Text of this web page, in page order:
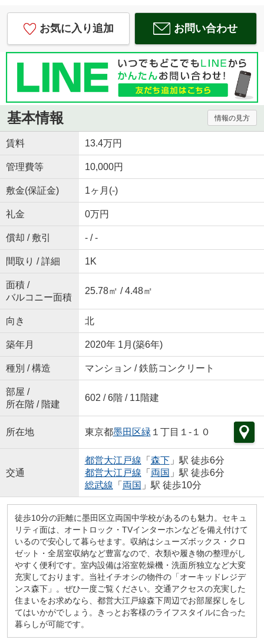
お気に入り追加 お問い合わせ
基本情報 情報の見方
賃料 13.4万円
管理費等 10,000円
敷金(保証金) 1ヶ月(-)
礼金 0万円
償却 / 敷引 - / -
間取り / 詳細 1K
面積 /
バルコニー面積
25.78㎡ / 4.48㎡
向き 北
築年月 2020年 1月(築6年)
種別 / 構造 マンション / 鉄筋コンクリート
部屋 /
所在階 / 階建
602 / 6階 / 11階建
所在地 東京都墨田区緑 １丁目１-１０
交通
都営大江戸線 「 森下」駅 徒歩6分
都営大江戸線 「 両国 」駅 徒歩6分
総武線 「 両国 」駅 徒歩10分
徒歩10分の距離に墨田区立両国中学校があるのも魅力。セキュ
リティ面は、オートロック・TVインターホンなどを備え付けて
いるので安心して暮らせます。収納はシューズボックス・クロ
ゼット・全居室収納など豊富なので、衣類や履き物の整理がし
やすく便利です。室内設備は浴室乾燥機・洗面所独立など大変
充実しております。当社イチオシの物件の「オーキッドレジデ
ンス森下」。ぜひ一度ご覧ください。交通アクセスの充実した
住まいをお求めなら、都営大江戸線森下周辺でお部屋探しをし
てはいかがでしょう。きっとお客様のライフスタイルに合った
暮らしが可能です。